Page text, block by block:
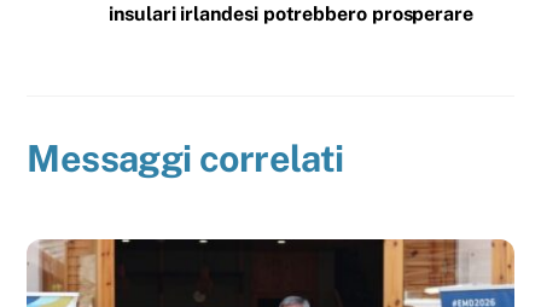
insulari irlandesi potrebbero prosperare
Messaggi correlati